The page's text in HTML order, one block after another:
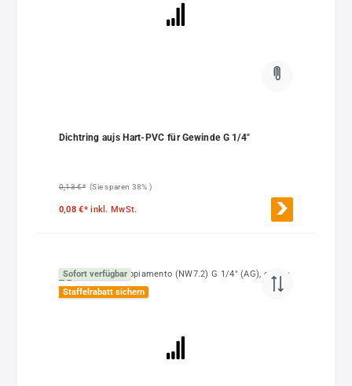
Dichtring aujs Hart-PVC für Gewinde G 1/4"
0,13 €* (Sie sparen 38% )
0,08 €*inkl. MwSt.
Sofort verfügbar
Staffelrabatt sichern